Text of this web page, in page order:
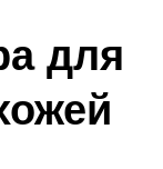
для